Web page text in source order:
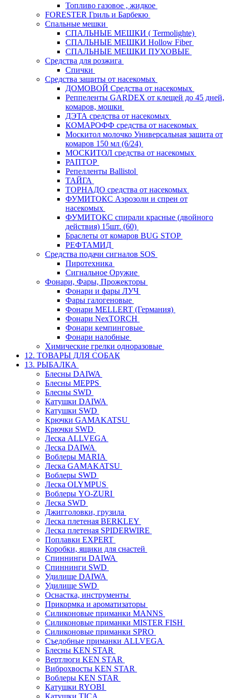
Топливо газовое , жидкое
FORESTER Гриль и Барбекю
Спальные мешки
СПАЛЬНЫЕ МЕШКИ ( Termolighte)
СПАЛЬНЫЕ МЕШКИ Hollow Fiber
СПАЛЬНЫЕ МЕШКИ ПУХОВЫЕ
Средства для розжига
Спички
Средства защиты от насекомых
ДОМОВОЙ Средства от насекомых
Реппеленты GARDEX от клещей до 45 дней,
комаров, мошки
ДЭТА средства от насекомых
КОМАРОФФ средства от насекомых
Москитол молочко Универсальная защита от
комаров 150 мл (6/24)
МОСКИТОЛ средства от насекомых
РАПТОР
Репелленты Ballistol
ТАЙГА
ТОРНАДО средства от насекомых
ФУМИТОКС Аэрозоли и спреи от
насекомых
ФУМИТОКС спирали красные (двойного
действия) 15шт. (60)
Браслеты от комаров BUG STOP
РЕФТАМИД
Средства подачи сигналов SOS
Пиротехника
Сигнальное Оружие
Фонари, Фары, Прожекторы
Фонари и фары ЛУЧ
Фары галогеновые
Фонари MELLERT (Германия)
Фонари NexTORCH
Фонари кемпинговые
Фонари налобные
Химические грелки одноразовые
12. ТОВАРЫ ДЛЯ СОБАК
13. РЫБАЛКА
Блесны DAIWA
Блесны MEPPS
Блесны SWD
Катушки DAIWA
Катушки SWD
Крючки GAMAKATSU
Крючки SWD
Леска ALLVEGA
Леска DAIWA
Воблеры MARIA
Леска GAMAKATSU
Воблеры SWD
Леска OLYMPUS
Воблеры YO-ZURI
Леска SWD
Джигголовки, грузила
Леска плетеная BERKLEY
Леска плетеная SPIDERWIRE
Поплавки EXPERT
Коробки, ящики для снастей
Спиннинги DAIWA
Спиннинги SWD
Удилище DAIWA
Удилище SWD
Оснастка, инструменты
Прикормка и ароматизаторы
Силиконовые приманки MANNS
Силиконовые приманки MISTER FISH
Силиконовые приманки SPRO
Съедобные приманки ALLVEGA
Блесны KEN STAR
Вертлюги KEN STAR
Виброхвосты KEN STAR
Воблеры KEN STAR
Катушки RYOBI
Катушки TICA